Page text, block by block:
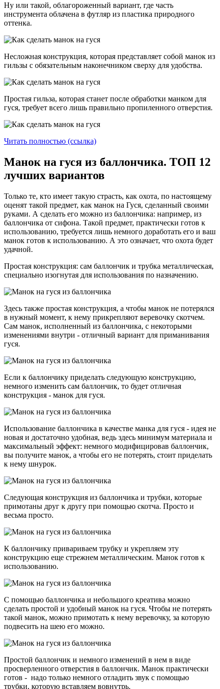
Ну или такой, облагороженный вариант, где часть
инструмента облачена в футляр из пластика природного
оттенка.
Несложная конструкция, которая представляет собой манок из
гильзы с обязательным наконечником сверху для удобства.
Простая гильза, которая станет после обработки манком для
гуся, требует всего лишь правильно пропиленного отверстия.
Читать полностью (ссылка)
Манок на гуся из баллончика. ТОП 12
лучших вариантов
Только те, кто имеет такую страсть, как охота, по настоящему
оценят такой предмет, как манок на Гуся, сделанный своими
руками. А сделать его можно из баллончика: например, из
баллончика от сифона. Такой предмет, практически готов к
использованию, требуется лишь немного доработать его и ваш
манок готов к использованию. А это означает, что охота будет
удачной.
Простая конструкция: сам баллончик и трубка металлическая,
специально изогнутая для использования по назначению.
Здесь также простая конструкция, а чтобы манок не потерялся
в нужный момент, к нему прикрепляют веревочку скотчем.
Сам манок, исполненный из баллончика, с некоторыми
изменениями внутри - отличный вариант для приманивания
гуся.
Если к баллончику приделать следующую конструкцию,
немного изменить сам баллончик, то будет отличная
конструкция - манок для гуся.
Использование баллончика в качестве манка для гуся - идея не
новая и достаточно удобная, ведь здесь минимум материала и
максимальный эффект: немного модифицировав баллончик,
вы получите манок, а чтобы его не потерять, стоит приделать
к нему шнурок.
Следующая конструкция из баллончика и трубки, которые
примотаны друг к другу при помощью скотча. Просто и
весьма просто.
К баллончику привариваем трубку и укрепляем эту
конструкцию еще стрежнем металлическим. Манок готов к
использованию.
С помощью баллончика и небольшого креатива можно
сделать простой и удобный манок на гуся. Чтобы не потерять
такой манок, можно примотать к нему веревочку, за которую
подвесить на шею его можно.
Простой баллончик и немного изменений в нем в виде
просверленного отверстия в баллончик. Манок практически
готов - надо только немного отладить звук с помощью
трубки, которую вставляем вовнутрь.